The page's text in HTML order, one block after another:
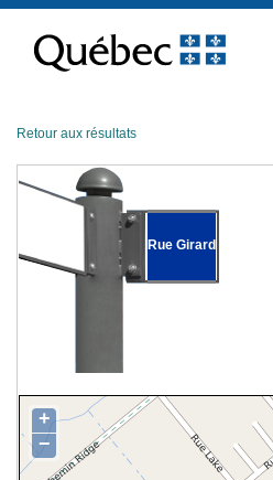
contenu
Retour aux résultats
Rue Girard
+
−